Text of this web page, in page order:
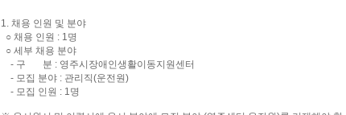
1. 채용 인원 및 분야
○ 채용 인원 : 1명
○ 세부 채용 분야
- 구 분 : 영주시장애인생활이동지원센터
- 모집 분야 : 관리직(운전원)
- 모집 인원 : 1명